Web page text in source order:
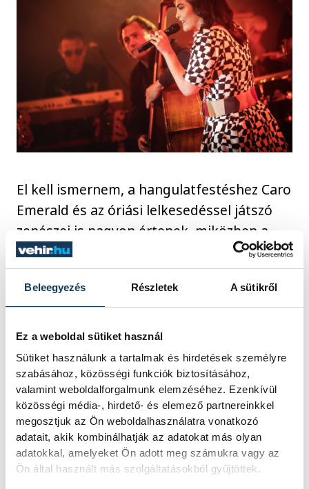
Beleegyezés Részletek A sütikről
Ez a weboldal sütiket használ
Sütiket használunk a tartalmak és hirdetések személyre
szabásához, közösségi funkciók biztosításához,
valamint weboldalforgalmunk elemzéséhez. Ezenkívül
közösségi média-, hirdető- és elemező partnereinkkel
megosztjuk az Ön weboldalhasználatra vonatkozó
adatait, akik kombinálhatják az adatokat más olyan
adatokkal, amelyeket Ön adott meg számukra vagy az
Ön által használt más szolgáltatásokból gyűjtöttek.
El kell ismernem, a hangulatfestéshez Caro
Emerald és az óriási lelkesedéssel játszó
zenészei is nagyon értenek, miközben a
jelenlétük meg olyan volt, mint egy régi
jazzklub zenekaráé: ott vannak a
háttérben, az énekesnő szerepéhez illően
szép és bájosan búg, a férfiak a zenéjükkel
bókolnak neki, a trombitás a lelkét is
kifújja, miközben a zongorista végigtrilláz a
billentyűkön, és bár tudjuk, hogy ők azok,
akik miatt annyira jó a hangulat, egyáltalán
nem tolakodva, hanem finoman
szórakoztatnak: ha akarunk,
beszélgethetünk is kicsit a mellettünk
lévővel, ha akarunk, táncra perdülünk,